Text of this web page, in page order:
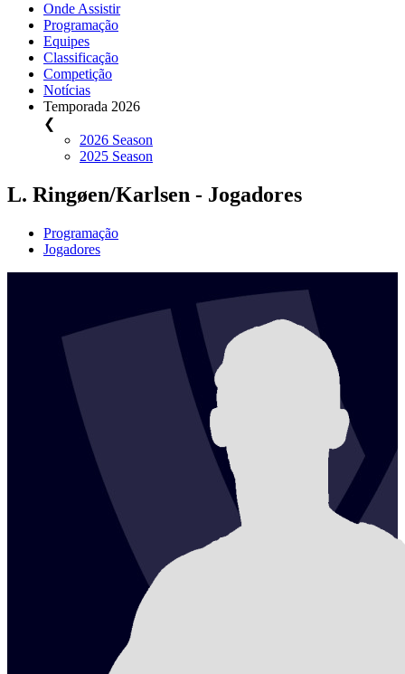
Onde Assistir
Programação
Equipes
Classificação
Competição
Notícias
Temporada 2026
❮
2026 Season
2025 Season
L. Ringøen/Karlsen - Jogadores
Programação
Jogadores